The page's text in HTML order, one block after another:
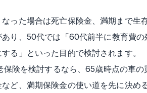
った場合は死亡保険金、満期まで生
り、50代では「60代前半に教育費
る」といった目的で検討されます。
険を検討するなら、65歳時点の車
ど、満期保険金の使い道を先に決め